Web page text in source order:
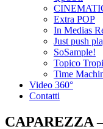
Extra POP
In Medias
Just push
SoSample!
Topico
Time
Video 360°
Contatti
CAPAREZZA